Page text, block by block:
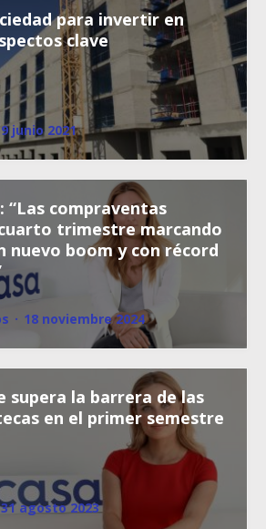
para invertir en
clave
9 junio 2021
“Las compraventas
trimestre marcando
nuevo boom y con récord
· 18 noviembre 2024
supera la barrera de las
en el primer semestre
31 agosto 2023